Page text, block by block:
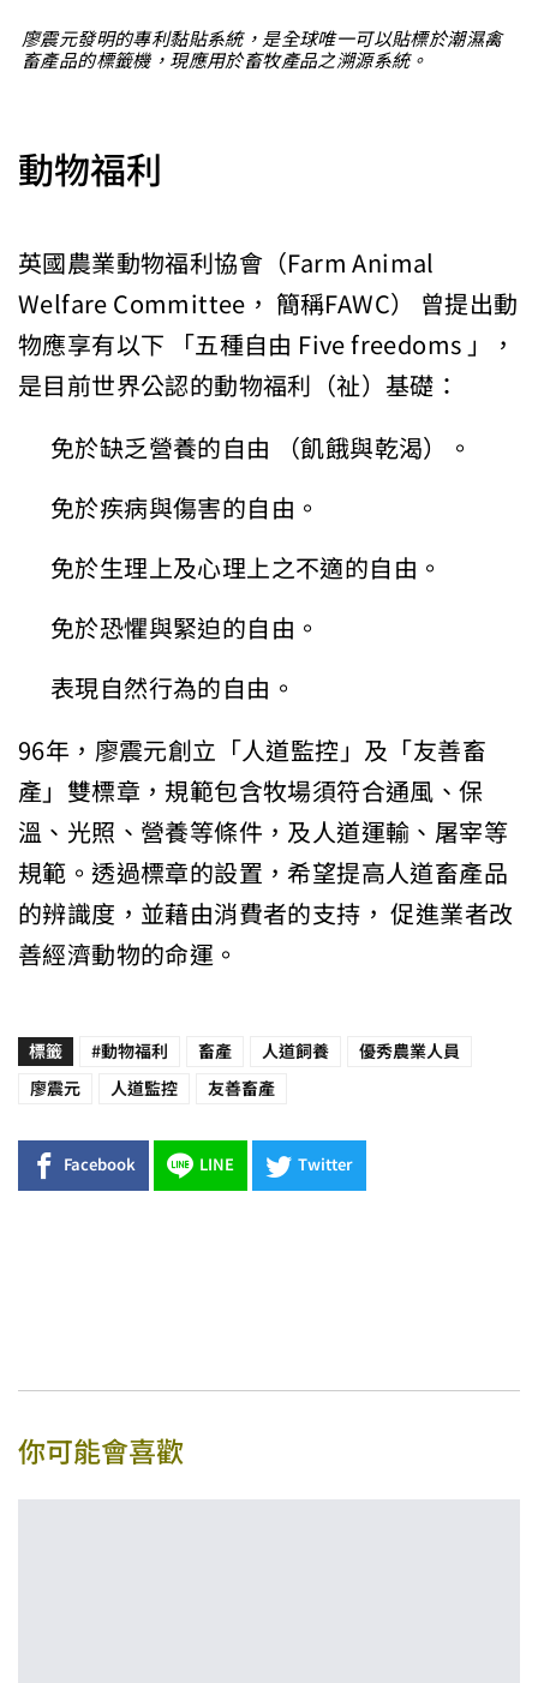
廖震元發明的專利黏貼系統，是全球唯一可以貼標於潮濕禽
畜產品的標籤機，現應用於畜牧產品之溯源系統。
動物福利
英國農業動物福利協會（Farm Animal
Welfare Committee， 簡稱FAWC） 曾提出動
物應享有以下 「五種自由 Five freedoms 」，
是目前世界公認的動物福利（祉）基礎：
免於缺乏營養的自由 （飢餓與乾渴）。
免於疾病與傷害的自由。
免於生理上及心理上之不適的自由。
免於恐懼與緊迫的自由。
表現自然行為的自由。
96年，廖震元創立「人道監控」及「友善畜
產」雙標章，規範包含牧場須符合通風、保
溫、光照、營養等條件，及人道運輸、屠宰等
規範。透過標章的設置，希望提高人道畜產品
的辨識度，並藉由消費者的支持， 促進業者改
善經濟動物的命運。
標籤 #動物福利 畜產 人道飼養 優秀農業人員
廖震元 人道監控 友善畜產
Facebook LINE Twitter
你可能會喜歡